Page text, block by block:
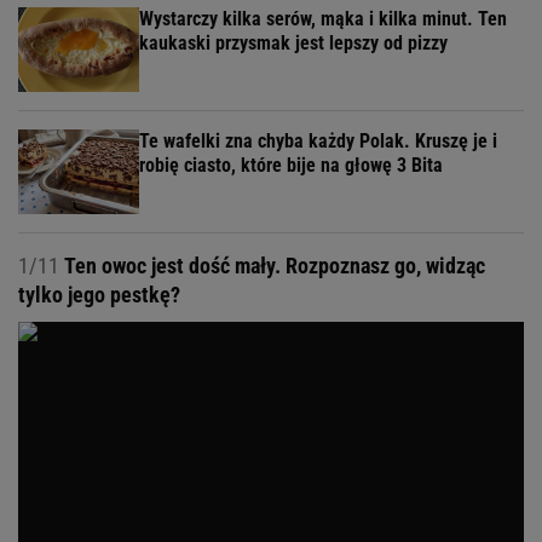
Wystarczy kilka serów, mąka i kilka minut. Ten
kaukaski przysmak jest lepszy od pizzy
Te wafelki zna chyba każdy Polak. Kruszę je i
robię ciasto, które bije na głowę 3 Bita
1/11 Ten owoc jest dość mały. Rozpoznasz go, widząc
tylko jego pestkę?